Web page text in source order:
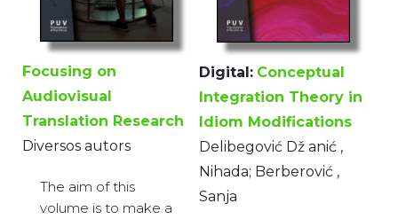
Focusing on
Audiovisual
Translation Research
Diversos autors
The aim of this
volume is to make a
Digital: Conceptual
Integration Theory in
Idiom Modifications
Delibegović Dž anić ,
Nihada; Berberović ,
Sanja